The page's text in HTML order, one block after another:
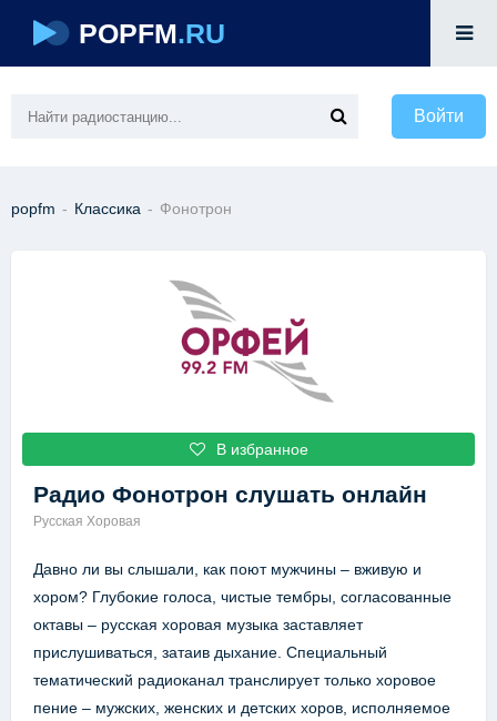
POPFM.RU
Войти
popfm - Классика - Фонотрон
В избранное
Радио Фонотрон слушать онлайн
Русская Хоровая
Давно ли вы слышали, как поют мужчины – вживую и
хором? Глубокие голоса, чистые тембры, согласованные
октавы – русская хоровая музыка заставляет
прислушиваться, затаив дыхание. Специальный
тематический радиоканал транслирует только хоровое
пение – мужских, женских и детских хоров, исполняемое